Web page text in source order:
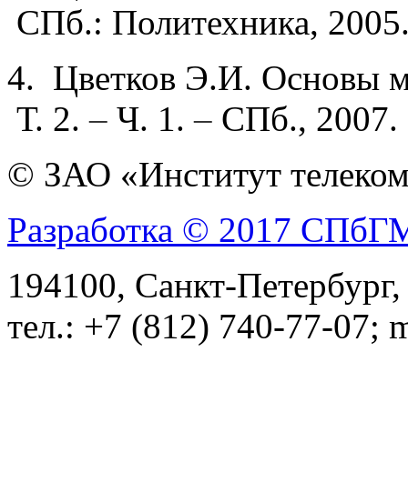
СПб.: Политех­ника,
4. Цветков Э.И. Основы
Т. 2.– Ч. 1.– СПб., 2007.
© ЗАО «Институт
Разработка © 2017
194100, Санкт-
тел.: +7 (812) 740-77-07;